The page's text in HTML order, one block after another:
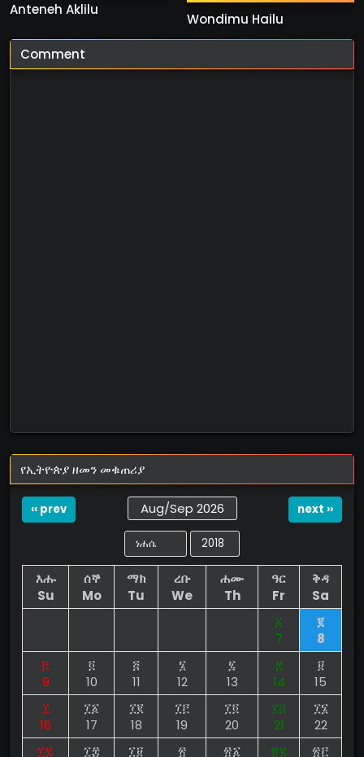
Anteneh Aklilu
Wondimu Hailu
Comment
የኢትዮጵያ ዘመን መቁጠሪያ
‹‹ prev Aug/Sep 2026 next ››
እሑ
Su
ሰኞ
Mo
ማክ
Tu
ረቡ
We
ሐሙ
Th
ዓር
Fr
ቅዳ
Sa
፩
7
፪
8
፫
9
፬
10
፭
11
፮
12
፯
13
፰
14
፱
15
፲
16
፲፩
17
፲፪
18
፲፫
19
፲፬
20
፲፭
21
፲፮
22
፲፯
፲፰ ፲፱ ፳ ፳፩ ፳፪ ፳፫